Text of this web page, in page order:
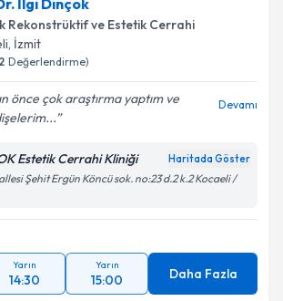
İlgi Dinçok
Rekonstrüktif ve Estetik Cerrahi
, İzmit
Değerlendirme)
önce çok araştırma yaptım ve
Devamı
Estetik Cerrahi Kliniği Haritada Göster
Şehit Ergün Köncü sok. no:23 d.2 k.2 Kocaeli /
Yarın
14:30
Yarın
15:00 Daha Fazla